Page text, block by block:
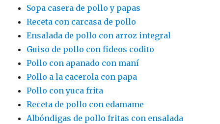
Sopa casera de pollo y papas
Receta con carcasa de pollo
Ensalada de pollo con arroz integral
Guiso de pollo con fideos codito
Pollo con apanado con maní
Pollo a la cacerola con papa
Pollo con yuca frita
Receta de pollo con edamame
Albóndigas de pollo fritas con ensalada